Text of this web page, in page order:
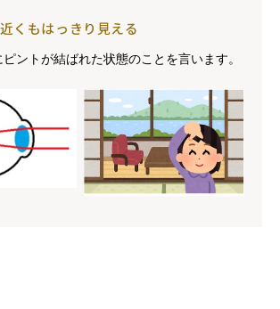
くもはっきり見える
ントが結ばれた状態のことを言います。